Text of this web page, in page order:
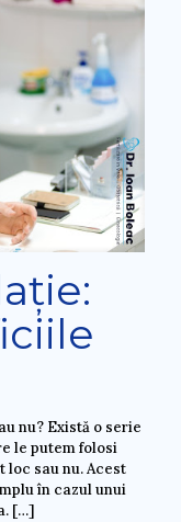
nu? Există o serie
le putem folosi
loc sau nu. Acest
în cazul unui
[…]